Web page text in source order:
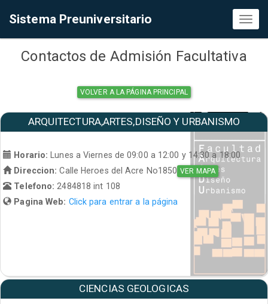
Sistema Preuniversitario
Contactos de Admisión Facultativa
VOLVER A LA PÁGINA PRINCIPAL
ARQUITECTURA,ARTES,DISEÑO Y URBANISMO
Horario:
Lunes a Viernes de 09:00 a 12:00 y 14:30 a 18:00
Direccion: Calle Heroes del Acre No1850 VER MAPA
Telefono: 2484818 int 108
Pagina Web: Click para entrar a la página
CIENCIAS GEOLOGICAS